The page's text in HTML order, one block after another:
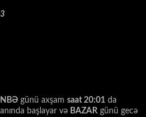
günü axşam saat 20:01 da
başlayar və BAZAR günü gecə